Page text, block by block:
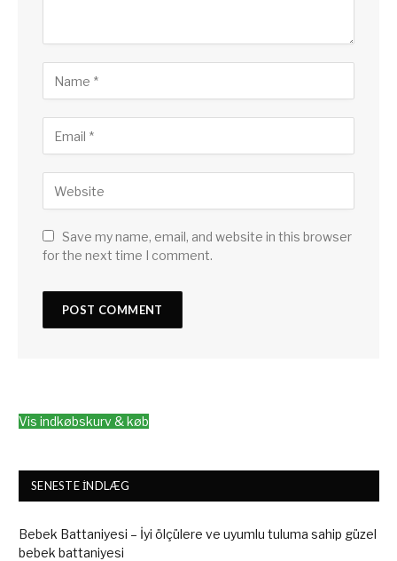
Save my name, email, and website in this browser
for the next time I comment.
Vis indkøbskurv & køb
SENESTE INDLÆG
Bebek Battaniyesi – İyi ölçülere ve uyumlu tuluma sahip güzel
bebek battaniyesi